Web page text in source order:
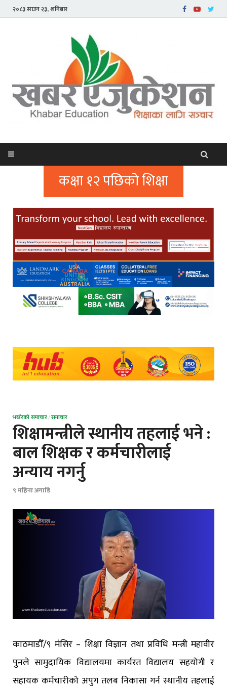
२०८३ साउन २३, शनिबार
कक्षा १२ पछिको शिक्षा
भर्खरको समाचार/समाचार
शिक्षामन्त्रीले स्थानीय तहलाई भने :
बाल शिक्षक र कर्मचारीलाई
अन्याय नगर्नु
९ महिना अगाडि
काठमाडौँ/९ मंसिर – शिक्षा विज्ञान तथा प्रविधि मन्त्री महावीर
पुनले सामुदायिक विद्यालयमा कार्यरत विद्यालय सहयोगी र
सहायक कर्मचारीको अपुग तलब निकासा गर्न स्थानीय तहलाई